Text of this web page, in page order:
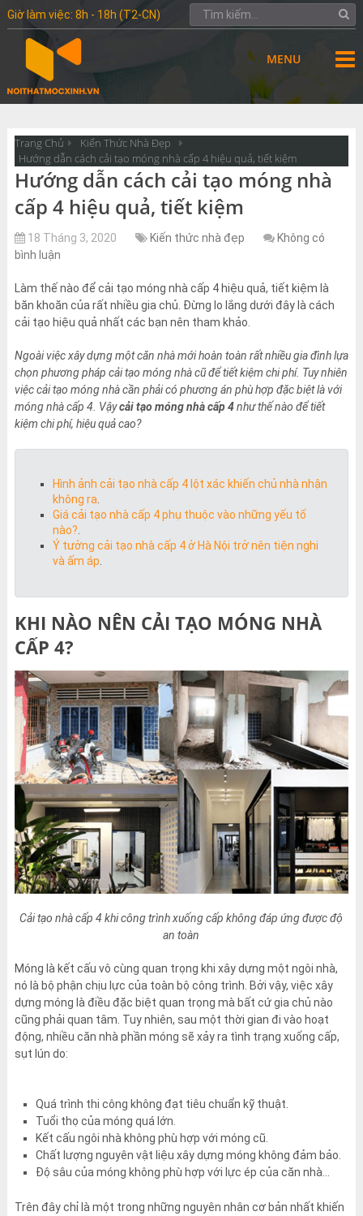
Giờ làm việc: 8h - 18h (T2-CN)
MENU
Trang Chủ
Kiến Thức Nhà Đẹp
Hướng dẫn cách cải tạo móng nhà cấp 4 hiệu quả, tiết kiệm
Hướng dẫn cách cải tạo móng nhà
cấp 4 hiệu quả, tiết kiệm
18 Tháng 3, 2020 Kiến thức nhà đẹp
Không có
bình luận
Làm thế nào để cải tạo móng nhà cấp 4 hiệu quả, tiết kiệm là
băn khoăn của rất nhiều gia chủ. Đừng lo lắng dưới đây là cách
cải tạo hiệu quả nhất các bạn nên tham khảo.
Ngoài việc xây dựng một căn nhà mới hoàn toàn rất nhiều gia đình lựa
chọn phương pháp cải tạo móng nhà cũ để tiết kiệm chi phí. Tuy nhiên
việc cải tạo móng nhà cần phải có phương án phù hợp đặc biệt là với
móng nhà cấp 4. Vậycải tạo móng nhà cấp 4như thế nào để tiết
kiệm chi phí, hiệu quả cao?
Hình ảnh cải tạo nhà cấp 4 lột xác khiến chủ nhà nhận
không ra
Giá cải tạo nhà cấp 4 phụ thuộc vào những yếu tố
nào?
Ý tưởng cải tạo nhà cấp 4 ở Hà Nội trở nên tiện nghi
và ấm áp
KHI NÀO NÊN CẢI TẠO MÓNG NHÀ
CẤP 4?
Cải tạo nhà cấp 4 khi công trình xuống cấp không đáp ứng được độ
an toàn
Móng là kết cấu vô cùng quan trọng khi xây dựng một ngôi nhà,
nó là bộ phận chịu lực của toàn bộ công trình. Bởi vậy, việc xây
dựng móng là điều đặc biệt quan trọng mà bất cứ gia chủ nào
cũng phải quan tâm. Tuy nhiên, sau một thời gian đi vào hoạt
động, nhiều căn nhà phần móng sẽ xảy ra tình trạng xuống cấp,
sụt lún do:
Quá trình thi công không đạt tiêu chuẩn kỹ thuật.
Tuổi thọ của móng quá lớn.
Kết cấu ngôi nhà không phù hợp với móng cũ.
Chất lượng nguyên vật liệu xây dựng móng không đảm bảo.
Độ sâu của móng không phù hợp với lực ép của căn nhà…
Trên đây chỉ là một trong những nguyên nhân cơ bản nhất khiến